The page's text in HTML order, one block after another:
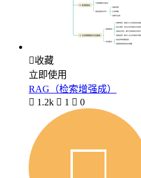
收藏
立即使用
RAG（检索增强成）
 1.2k  1  0